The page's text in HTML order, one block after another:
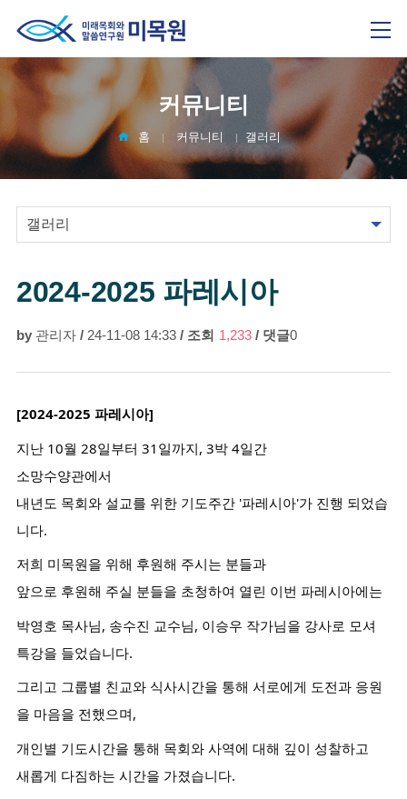
커뮤니티
홈 커뮤니티 갤러리
2024-2025 파레시아
by 관리자 / 24-11-08 14:33 / 조회 1,233 / 댓글0
[2024-2025 파레시아]
지난 10월 28일부터 31일까지, 3박 4일간
소망수양관에서
내년도 목회와 설교를 위한 기도주간 '파레시아'가 진행 되었습
니다.
저희 미목원을 위해 후원해 주시는 분들과
앞으로 후원해 주실 분들을 초청하여 열린 이번 파레시아에는
박영호 목사님, 송수진 교수님, 이승우 작가님을 강사로 모셔
특강을 들었습니다.
그리고 그룹별 친교와 식사시간을 통해 서로에게 도전과 응원
을 마음을 전했으며,
개인별 기도시간을 통해 목회와 사역에 대해 깊이 성찰하고
새롭게 다짐하는 시간을 가졌습니다.